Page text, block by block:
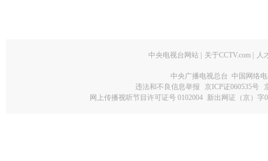
中央电视台网站 | 关于CCTV.com | 人
中央广播电视总台 中国网络
违法和不良信息举报
京ICP证060535号
网上传播视听节目许可证号 0102004 新出网证（京）